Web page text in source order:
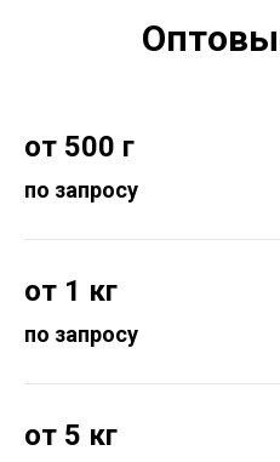
от 500 г
по запросу
от 1 кг
по запросу
от 5 кг